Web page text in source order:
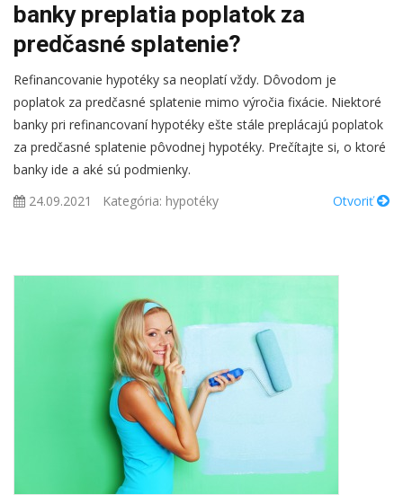
banky preplatia poplatok za
predčasné splatenie?
Refinancovanie hypotéky sa neoplatí vždy. Dôvodom je
poplatok za predčasné splatenie mimo výročia fixácie. Niektoré
banky pri refinancovaní hypotéky ešte stále preplácajú poplatok
za predčasné splatenie pôvodnej hypotéky. Prečítajte si, o ktoré
banky ide a aké sú podmienky.
24.09.2021
Kategória: hypotéky Otvoriť